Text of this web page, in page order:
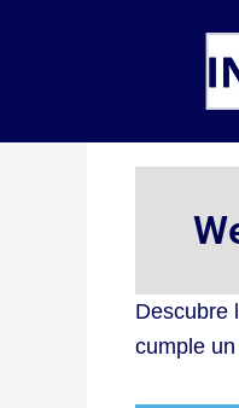
Descubre
cumple